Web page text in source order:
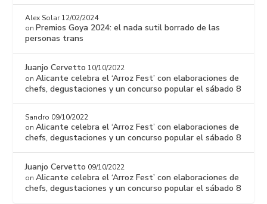
Alex Solar 12/02/2024
on Premios Goya 2024: el nada sutil borrado de las
personas trans
Juanjo Cervetto 10/10/2022
onAlicante celebra el ‘Arroz Fest’ con elaboraciones de
chefs, degustaciones y un concurso popular el sábado 8
Sandro 09/10/2022
onAlicante celebra el ‘Arroz Fest’ con elaboraciones de
chefs, degustaciones y un concurso popular el sábado 8
Juanjo Cervetto 09/10/2022
onAlicante celebra el ‘Arroz Fest’ con elaboraciones de
chefs, degustaciones y un concurso popular el sábado 8